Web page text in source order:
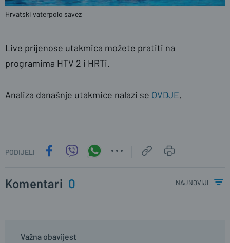
Hrvatski vaterpolo savez
Live prijenose utakmica možete pratiti na
programima HTV 2 i HRTi.
Analiza današnje utakmice nalazi se OVDJE.
PODIJELI
Komentari 0 najnoviji
Važna obavijest